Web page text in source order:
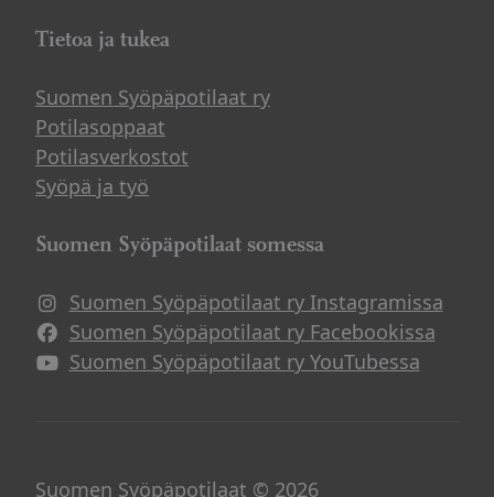
Tietoa ja tukea
Suomen Syöpäpotilaat ry
Potilasoppaat
Potilasverkostot
Syöpä ja työ
Suomen Syöpäpotilaat somessa
Suomen Syöpäpotilaat ry Instagramissa
Suomen Syöpäpotilaat ry Facebookissa
Suomen Syöpäpotilaat ry YouTubessa
Suomen Syöpäpotilaat © 2026